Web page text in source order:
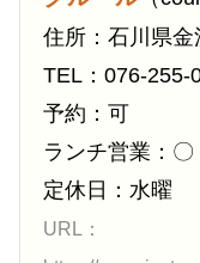
住所：石川県
TEL：076-255-
予約：可
ランチ営業：〇
定休日：水曜
URL：